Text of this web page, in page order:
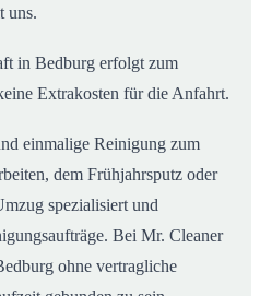
uns.
in Bedburg erfolgt zum
Extrakosten für die Anfahrt.
einmalige Reinigung zum
dem Frühjahrsputz oder
spezialisiert und
Bei Mr. Cleaner
ohne vertragliche